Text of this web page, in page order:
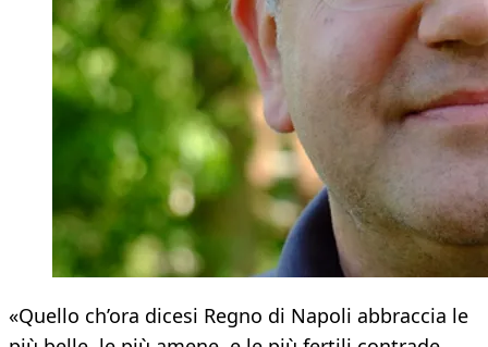
«Quello ch’ora dicesi Regno di Napoli abbraccia le